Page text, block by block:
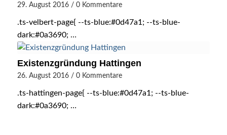
29. August 2016 / 0 Kommentare
.ts-velbert-page{ --ts-blue:#0d47a1; --ts-blue-
dark:#0a3690; …
Existenzgründung Hattingen
26. August 2016 / 0 Kommentare
.ts-hattingen-page{ --ts-blue:#0d47a1; --ts-blue-
dark:#0a3690; …